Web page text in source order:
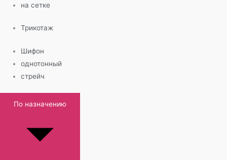
на сетке
Трикотаж
Шифон
однотонный
стрейч
По назначению